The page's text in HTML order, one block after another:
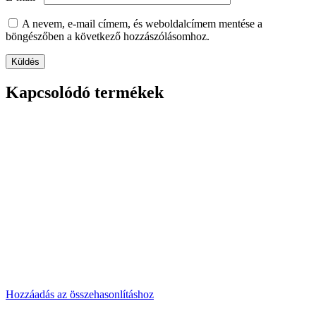
A nevem, e-mail címem, és weboldalcímem mentése a
böngészőben a következő hozzászólásomhoz.
Kapcsolódó termékek
Hozzáadás az összehasonlításhoz